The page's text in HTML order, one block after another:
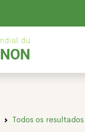
Todos os resultados